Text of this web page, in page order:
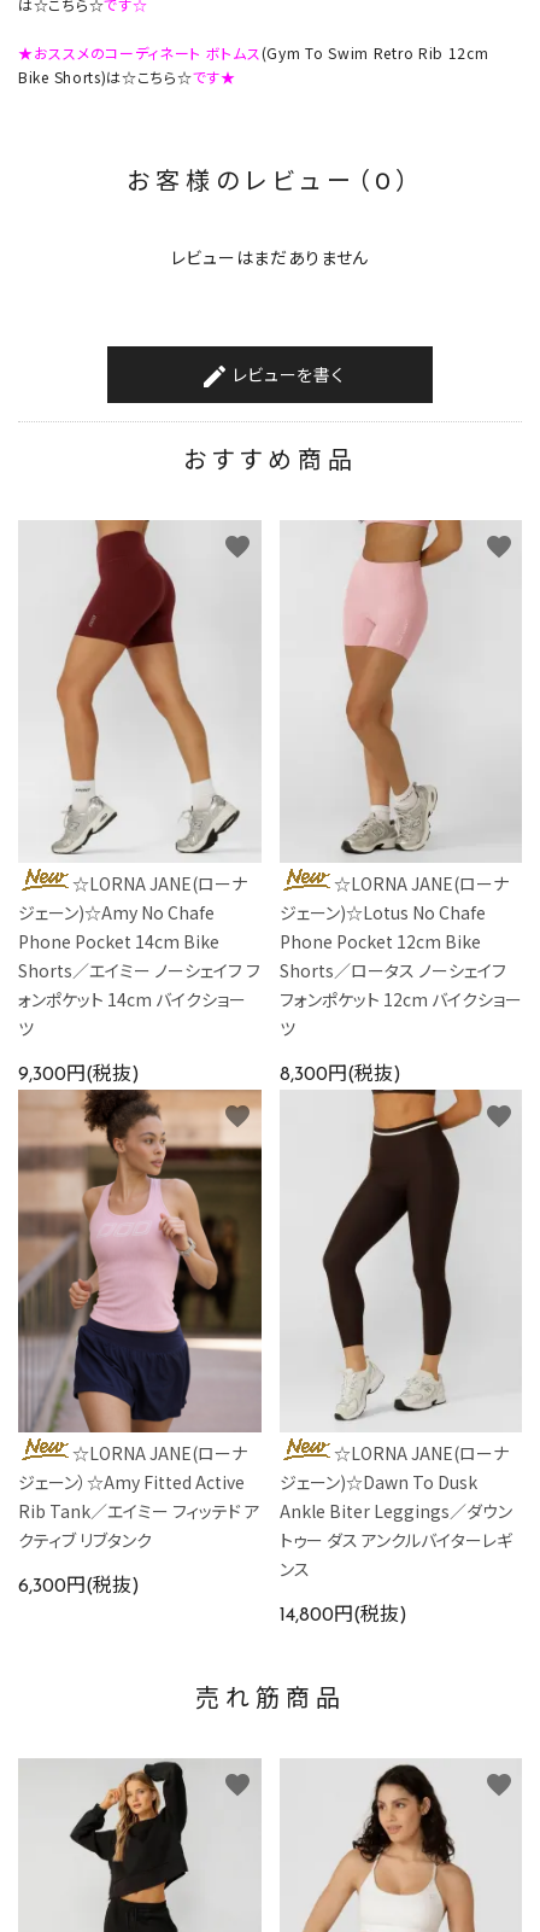
は☆こちら☆です☆
★おススメのコーディネート ボトムス(Gym To Swim Retro Rib 12cm
Bike Shorts)は☆こちら☆です★
お客様のレビュー（0）
レビューはまだありません
create レビューを書く
おすすめ商品
☆LORNA JANE(ローナ
ジェーン)☆Amy No Chafe
Phone Pocket 14cm Bike
Shorts／エイミー ノーシェイフ フ
ォンポケット 14cm バイクショー
ツ
9,300円(税抜)
favorite
☆LORNA JANE(ローナ
ジェーン)☆Lotus No Chafe
Phone Pocket 12cm Bike
Shorts／ロータス ノーシェイフ
フォンポケット 12cm バイクショー
ツ
8,300円(税抜)
favorite
☆LORNA JANE(ローナ
ジェーン）☆Amy Fitted Active
Rib Tank／エイミー フィッテド ア
クティブ リブタンク
6,300円(税抜)
favorite
☆LORNA JANE(ローナ
ジェーン)☆Dawn To Dusk
Ankle Biter Leggings／ダウン
トゥー ダス アンクルバイターレギ
ンス
14,800円(税抜)
favorite
売れ筋商品
favorite favorite